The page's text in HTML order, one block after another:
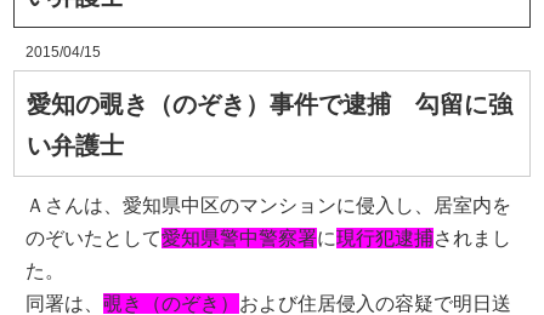
2015/04/15
愛知の覗き（のぞき）事件で逮捕 勾留に強
い弁護士
Ａさんは、愛知県中区のマンションに侵入し、居室内を
のぞいたとして愛知県警中警察署に現行犯逮捕されまし
た。
同署は、覗き（のぞき） および住居侵入の容疑で明日送